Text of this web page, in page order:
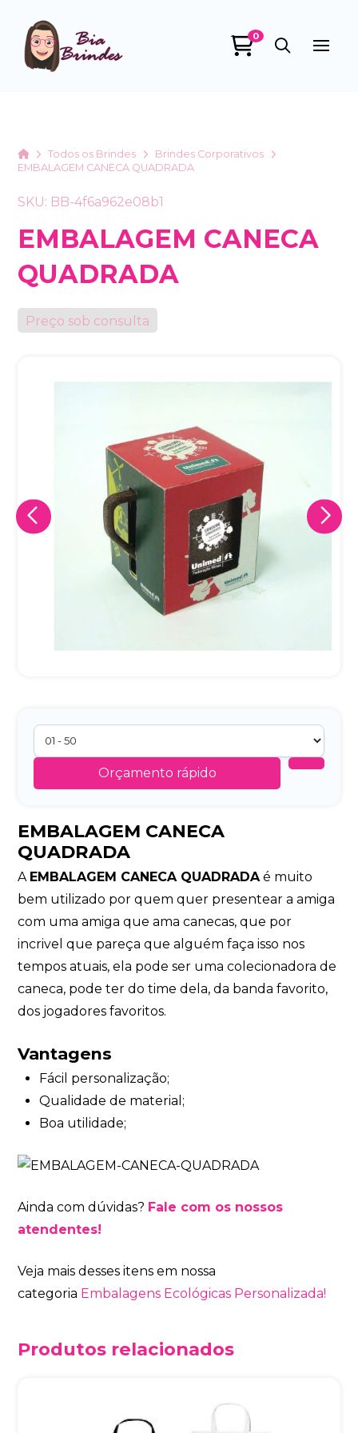
0
HomeTodos os Brindes
Brindes Corporativos
EMBALAGEM CANECA QUADRADA
SKU: BB-4f6a962e08b1
EMBALAGEM CANECA
QUADRADA
Preço sob consulta
Orçamento rápido
EMBALAGEM CANECA
QUADRADA
A EMBALAGEM CANECA QUADRADAé muito
bem utilizado por quem quer presentear a amiga
com uma amiga que ama canecas, que por
incrivel que pareça que alguém faça isso nos
tempos atuais, ela pode ser uma colecionadora de
caneca, pode ter do time dela, da banda favorito,
dos jogadores favoritos.
Vantagens
Fácil personalização;
Qualidade de material;
Boa utilidade;
Ainda com dúvidas? Fale com os nossos
atendentes!
Veja mais desses itens em nossa
categoria Embalagens Ecológicas Personalizada!
Produtos relacionados
A nossa empresa está comprometida a proteger e respeitar
sua privacidade, utilizaremos seus dados apenas para fins
de marketing. Você pode alterar suas preferências a
qualquer momento.
Iniciar conversa